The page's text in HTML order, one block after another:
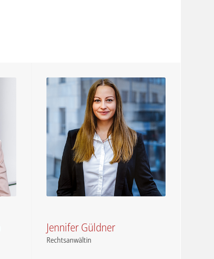
Jennifer Güldner
Rechtsanwältin